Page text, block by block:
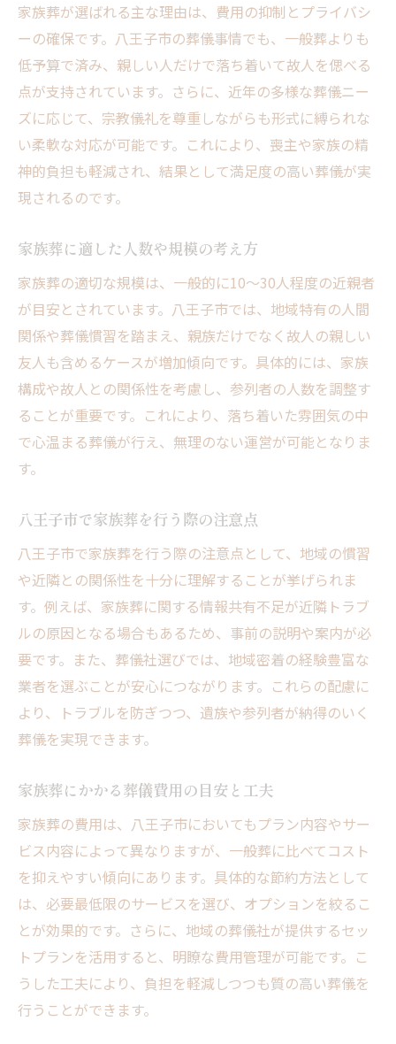
家族葬が選ばれる主な理由は、費用の抑制とプライバシ
ーの確保です。八王子市の葬儀事情でも、一般葬よりも
低予算で済み、親しい人だけで落ち着いて故人を偲べる
点が支持されています。さらに、近年の多様な葬儀ニー
ズに応じて、宗教儀礼を尊重しながらも形式に縛られな
い柔軟な対応が可能です。これにより、喪主や家族の精
神的負担も軽減され、結果として満足度の高い葬儀が実
現されるのです。
家族葬に適した人数や規模の考え方
家族葬の適切な規模は、一般的に10～30人程度の近親者
が目安とされています。八王子市では、地域特有の人間
関係や葬儀慣習を踏まえ、親族だけでなく故人の親しい
友人も含めるケースが増加傾向です。具体的には、家族
構成や故人との関係性を考慮し、参列者の人数を調整す
ることが重要です。これにより、落ち着いた雰囲気の中
で心温まる葬儀が行え、無理のない運営が可能となりま
す。
八王子市で家族葬を行う際の注意点
八王子市で家族葬を行う際の注意点として、地域の慣習
や近隣との関係性を十分に理解することが挙げられま
す。例えば、家族葬に関する情報共有不足が近隣トラブ
ルの原因となる場合もあるため、事前の説明や案内が必
要です。また、葬儀社選びでは、地域密着の経験豊富な
業者を選ぶことが安心につながります。これらの配慮に
より、トラブルを防ぎつつ、遺族や参列者が納得のいく
葬儀を実現できます。
家族葬にかかる葬儀費用の目安と工夫
家族葬の費用は、八王子市においてもプラン内容やサー
ビス内容によって異なりますが、一般葬に比べてコスト
を抑えやすい傾向にあります。具体的な節約方法として
は、必要最低限のサービスを選び、オプションを絞るこ
とが効果的です。さらに、地域の葬儀社が提供するセッ
トプランを活用すると、明瞭な費用管理が可能です。こ
うした工夫により、負担を軽減しつつも質の高い葬儀を
行うことができます。